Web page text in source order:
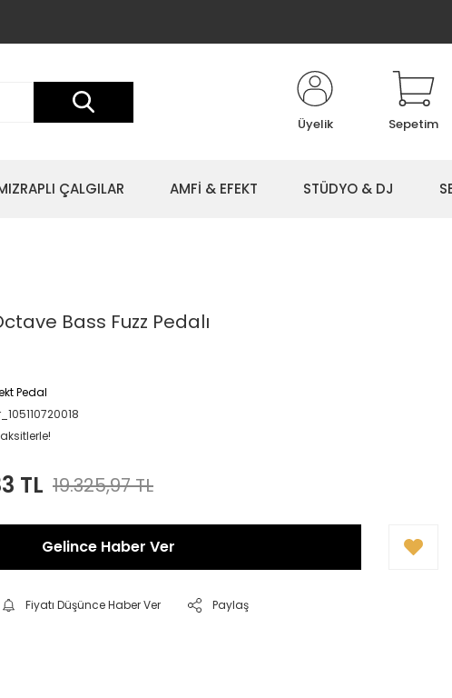
Üyelik Sepetim
ÇALGILAR AMFİ & EFEKT STÜDYO & DJ
Bass Fuzz Pedalı
Pedal
TL 19.325,97 TL
Gelince Haber Ver
Fiyatı Düşünce Haber Ver Paylaş